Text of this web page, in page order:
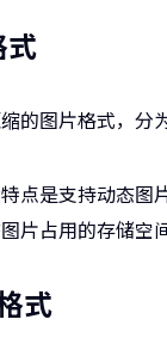
的图片格式，分
点是支持动态图
片占用的存储空
式